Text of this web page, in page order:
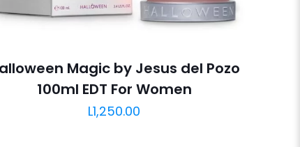
Magic by Jesus del Pozo
100ml EDT For Women
L1,250.00